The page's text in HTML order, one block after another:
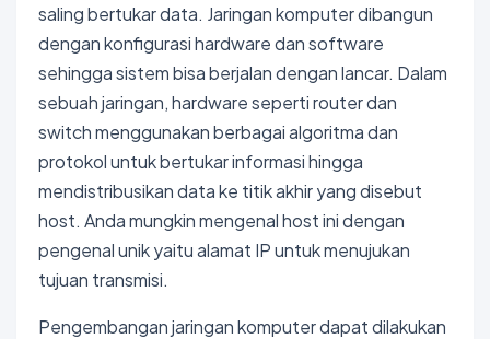
saling bertukar data. Jaringan komputer dibangun
dengan konfigurasi hardware dan software
sehingga sistem bisa berjalan dengan lancar. Dalam
sebuah jaringan, hardware seperti router dan
switch menggunakan berbagai algoritma dan
protokol untuk bertukar informasi hingga
mendistribusikan data ke titik akhir yang disebut
host. Anda mungkin mengenal host ini dengan
pengenal unik yaitu alamat IP untuk menujukan
tujuan transmisi.
Pengembangan jaringan komputer dapat dilakukan